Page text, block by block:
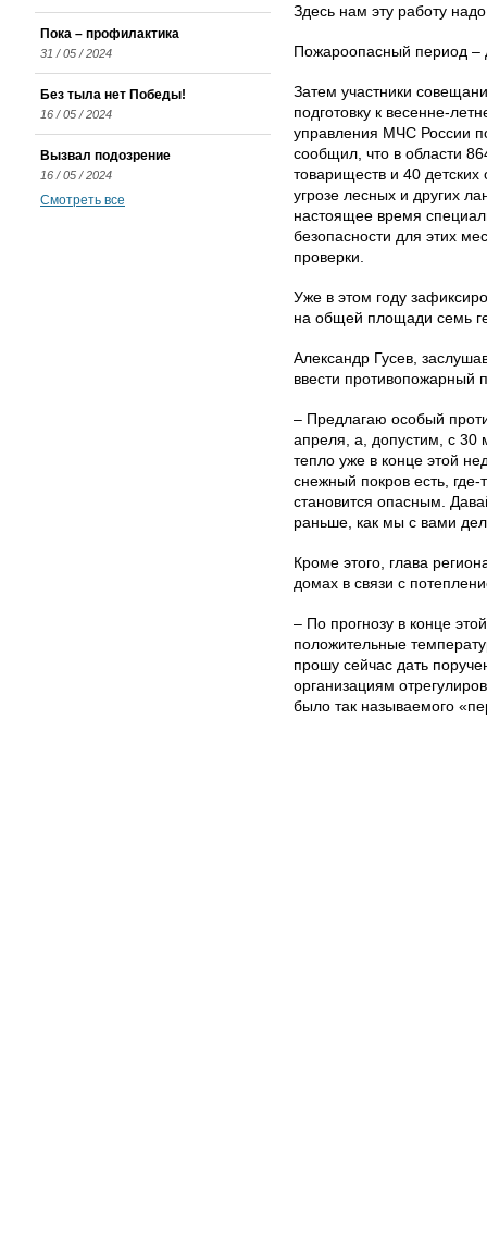
Здесь нам эту работу
Пожароопасный период –
Затем участники
подготовку к весенне-
управления МЧС России
сообщил, что в области
товариществ и 40
угрозе лесных и других
настоящее время
безопасности для этих
проверки.
Уже в этом году
на общей площади семь
Александр Гусев,
ввести
– Предлагаю особый
апреля, а, допустим, с 30
тепло уже в конце этой
снежный покров есть,
становится опасным.
раньше, как мы с вами
Кроме этого, глава
домах в связи с
– По прогнозу в конце
положительные
прошу сейчас дать
организациям
было так называемого
Пока – профилактика
31 / 05 / 2024
Без тыла нет Победы!
16 / 05 / 2024
Вызвал подозрение
16 / 05 / 2024
Смотреть все